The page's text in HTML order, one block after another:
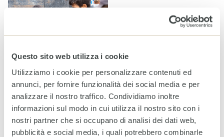
Questo sito web utilizza i cookie
Utilizziamo i cookie per personalizzare contenuti ed
annunci, per fornire funzionalità dei social media e per
analizzare il nostro traffico. Condividiamo inoltre
informazioni sul modo in cui utilizza il nostro sito con i
nostri partner che si occupano di analisi dei dati web,
pubblicità e social media, i quali potrebbero combinarle
Restituire dignità attraverso l’igiene: sostenere le famiglie
a Gaza nel mezzo del conflitto
Notizie